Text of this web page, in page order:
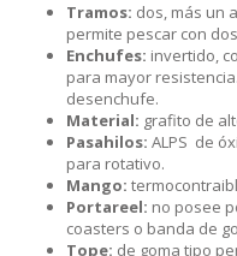
Tramos: dos, más un
permite pescar con
Enchufes: invertido,
para mayor
desenchufe.
Material: grafito de
Pasahilos: ALPS de
para rotativo.
Mango:
Portareel: no posee
coasters o banda de
Tope: de goma tipo